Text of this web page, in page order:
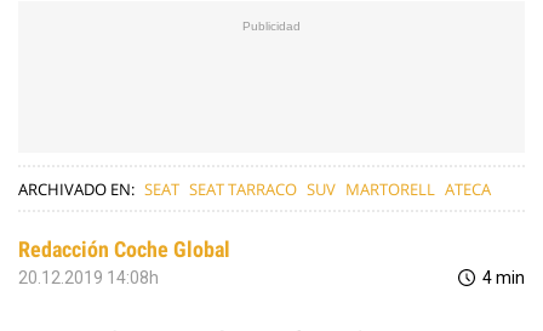
ARCHIVADO EN: SEAT SEAT TARRACO SUV MARTORELL ATECA
Redacción Coche Global
20.12.2019 14:08h 4 min